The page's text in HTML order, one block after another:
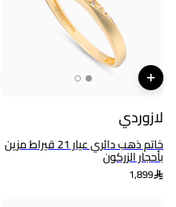
لازوردي
خاتم ذهب دائري عيار 21 قيراط مزين
بأحجار الزركون
1,899